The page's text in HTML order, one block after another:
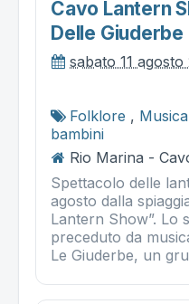
Cavo Lantern
Delle Giuderbe
sabato 11 agosto
Folklore ,
bambini
Rio Marina -
Spettacolo delle
agosto dalla
Lantern Show”. Lo
preceduto da
Le Giuderbe, un